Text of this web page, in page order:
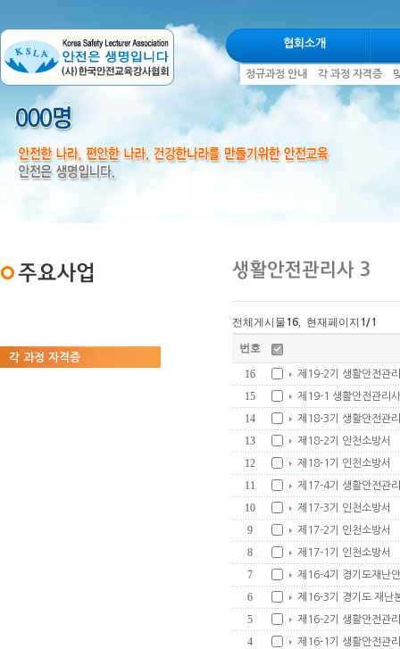
각 과정 자격증
협회소개
정규과정 안내 각 과정 자격증
전체게시물 16, 현재페이지 1 /1
번호
16 제19-2기 생활안전관
15 제19-1 생활안전관리사
14 제18-3기 생활안전관
13 제18-2기 인천소방서
12 제18-1기 인천소방서
11 제17-4기 생활안전관
10 제17-3기 인천소방서
9 제17-2기 인천소방서
8 제17-1기 인천소방서
7 제16-4기 경기도재난
6 제16-3기 경기도 재난
5 제16-2기 생활안전관
4 제16-1기 생활안전관